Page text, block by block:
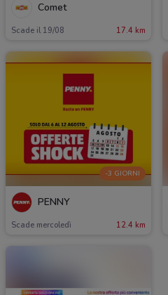
Comet
Scade il 19/08 17.4 km
-3 GIORNI
PENNY
Scade mercoledì 12.4 km